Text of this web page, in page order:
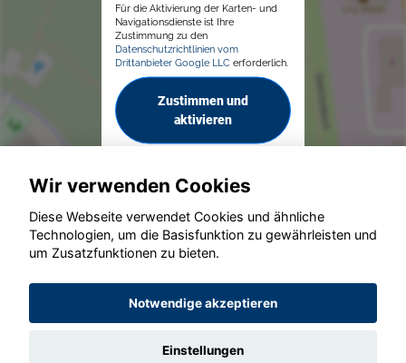
Für die Aktivierung der Karten- und
Navigationsdienste ist Ihre
Zustimmung zu den
Datenschutzrichtlinien vom
Drittanbieter Google LLC erforderlich.
Zustimmen und
aktivieren
© konjunkturmotor.de GmbH 2020 - 2026
Wir verwenden Cookies
Diese Webseite verwendet Cookies und ähnliche
Technologien, um die Basisfunktion zu gewährleisten und
um Zusatzfunktionen zu bieten.
Notwendige akzeptieren
Einstellungen